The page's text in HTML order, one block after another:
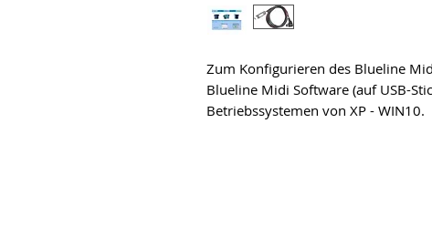
Zum Konfigurieren des Blueline
Blueline Midi Software (auf USB-
Betriebssystemen von XP - WIN10.